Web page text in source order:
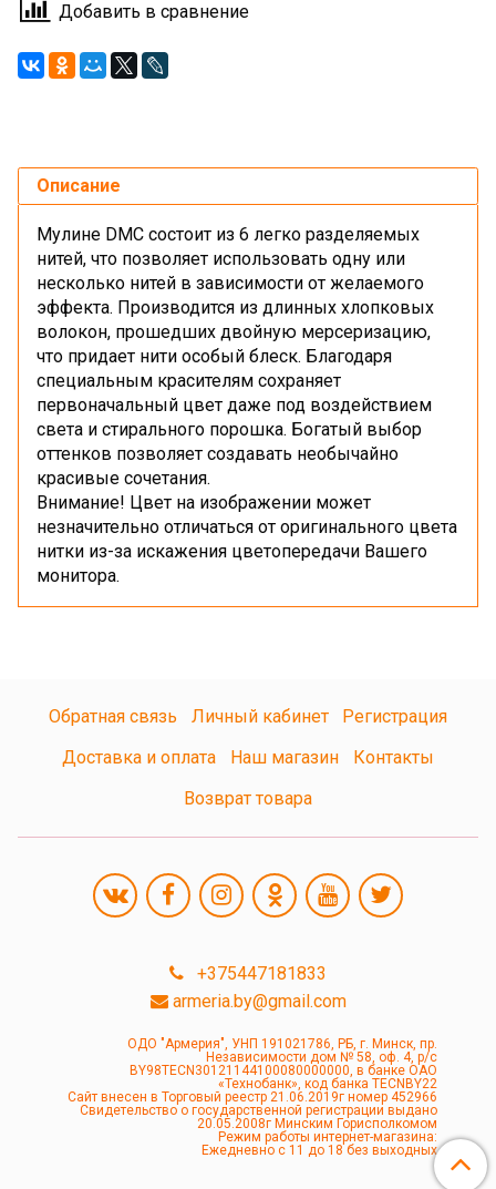
Добавить в сравнение
Описание
Мулине DMC состоит из 6 легко разделяемых
нитей, что позволяет использовать одну или
несколько нитей в зависимости от желаемого
эффекта. Производится из длинных хлопковых
волокон, прошедших двойную мерсеризацию,
что придает нити особый блеск. Благодаря
специальным красителям сохраняет
первоначальный цвет даже под воздействием
света и стирального порошка. Богатый выбор
оттенков позволяет создавать необычайно
красивые сочетания.
Внимание! Цвет на изображении может
незначительно отличаться от оригинального цвета
нитки из-за искажения цветопередачи Вашего
монитора.
Обратная связь Личный кабинет
Регистрация
Доставка и оплата
Наш магазин
Контакты
Возврат товара
+375447181833
armeria.by@gmail.com
ОДО "Армерия", УНП 191021786, РБ, г. Минск, пр.
Независимости дом № 58, оф. 4, р/с
BY98TECN30121144100080000000, в банке ОАО
«Технобанк», код банка TECNBY22
Сайт внесен в Торговый реестр 21.06.2019г номер 452966
Свидетельство о государственной регистрации выдано
20.05.2008г Минским Горисполкомом
Режим работы интернет-магазина:
Ежедневно с 11 до 18 без выходных